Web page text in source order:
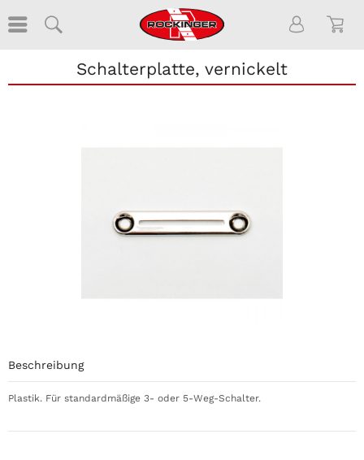
Schalterplatte, vernickelt
Beschreibung
Plastik. Für standardmäßige 3- oder 5-Weg-Schalter.